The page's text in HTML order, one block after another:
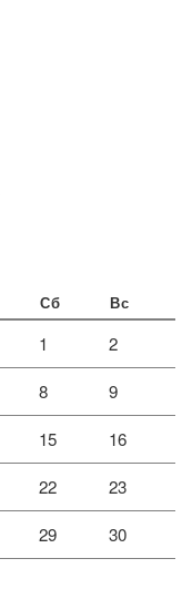
Сб Вс
1 2
8 9
15 16
22 23
29 30